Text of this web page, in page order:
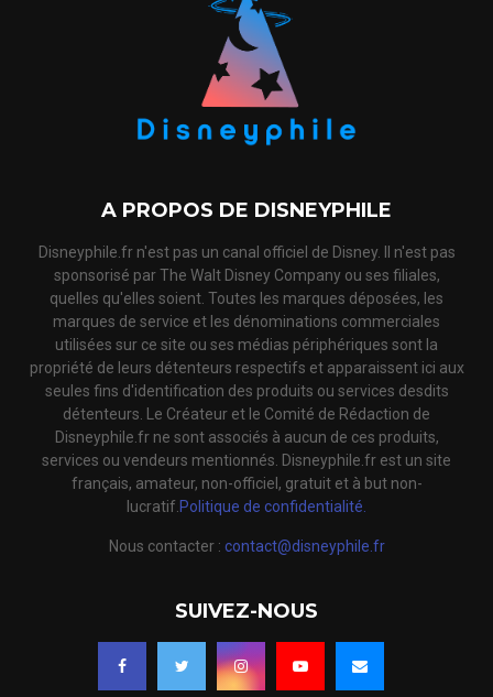
A PROPOS DE DISNEYPHILE
Disneyphile.fr n'est pas un canal officiel de Disney. Il n'est pas
sponsorisé par The Walt Disney Company ou ses filiales,
quelles qu'elles soient. Toutes les marques déposées, les
marques de service et les dénominations commerciales
utilisées sur ce site ou ses médias périphériques sont la
propriété de leurs détenteurs respectifs et apparaissent ici aux
seules fins d'identification des produits ou services desdits
détenteurs. Le Créateur et le Comité de Rédaction de
Disneyphile.fr ne sont associés à aucun de ces produits,
services ou vendeurs mentionnés. Disneyphile.fr est un site
français, amateur, non-officiel, gratuit et à but non-
lucratif.Politique de confidentialité.
Nous contacter : contact@disneyphile.fr
SUIVEZ-NOUS